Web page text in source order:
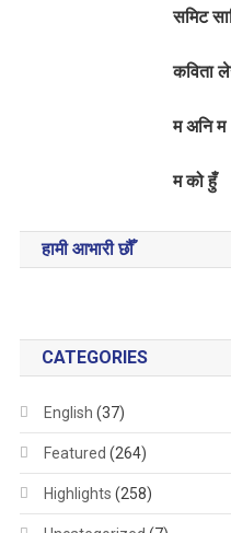
समिट
कविता
म अनि म
म को हुँ
हामी आभारी छौँ
CATEGORIES
English (37)
Featured (264)
Highlights (258)